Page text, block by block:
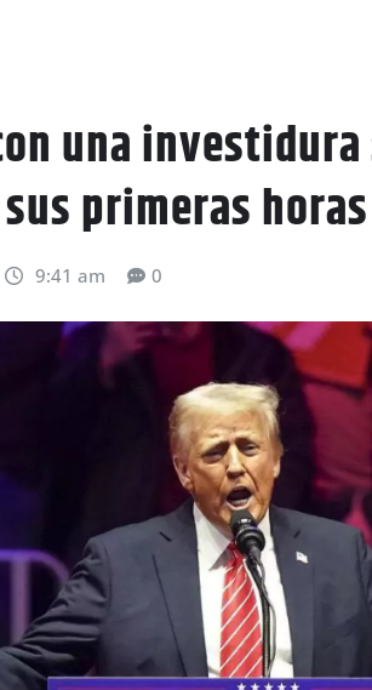
una
primeras horas
9:41 am 0